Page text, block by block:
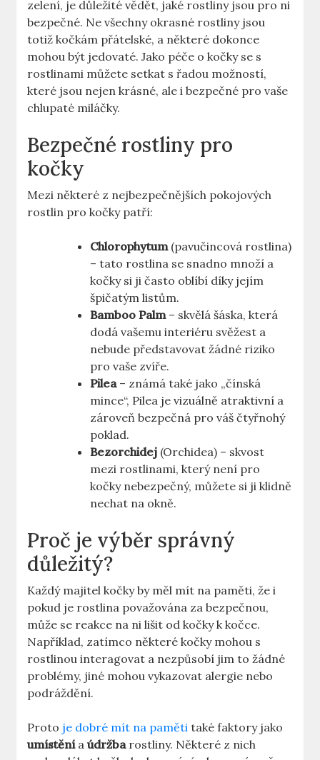
zelení, je důležité vědět, jaké rostliny jsou pro ni
bezpečné. Ne všechny okrasné rostliny jsou
totiž kočkám přátelské, a některé dokonce
mohou být jedovaté. Jako péče o kočky se s
rostlinami můžete setkat s řadou možností,
které jsou nejen krásné, ale i bezpečné pro vaše
chlupaté miláčky.
Bezpečné rostliny pro
kočky
Mezi některé z nejbezpečnějších pokojových
rostlin pro kočky patří:
Chlorophytum(pavučincová rostlina)
– tato rostlina se snadno množí a
kočky si ji často oblíbí díky jejím
špičatým listům.
Bamboo Palm– skvělá šáska, která
dodá vašemu interiéru svěžest a
nebude představovat žádné riziko
pro vaše zvíře.
Pilea– známá také jako „čínská
mince“, Pilea je vizuálně atraktivní a
zároveň bezpečná pro váš čtyřnohý
poklad.
Bezorchidej (Orchidea) – skvost
mezi rostlinami, který není pro
kočky nebezpečný, můžete si ji klidně
nechat na okně.
Proč je výběr správný
důležitý?
Každý majitel kočky by měl mít na paměti, že i
pokud je rostlina považována za bezpečnou,
může se reakce na ni lišit od kočky k kočce.
Například, zatímco některé kočky mohou s
rostlinou interagovat a nezpůsobí jim to žádné
problémy, jiné mohou vykazovat alergie nebo
podráždění.
Proto je dobré mít na paměti také faktory jako
umístěníaúdržbarostliny. Některé z nich